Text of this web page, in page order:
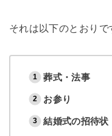
それは以下のとおりで
葬式・法事
お参り
結婚式の招待状